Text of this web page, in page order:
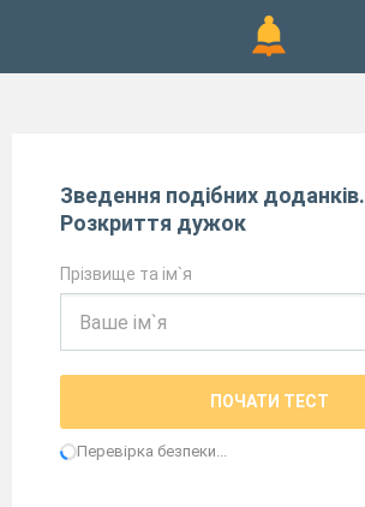
Зведення подібних доданків.
Розкриття дужок
Прізвище та ім`я
ПОЧАТИ ТЕСТ
Перевірка безпеки...